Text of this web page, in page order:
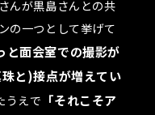
んが黒島さんとの共
の一つとして挙げて
と面会室での撮影が
と)接点が増えてい
うえで 「それこそア